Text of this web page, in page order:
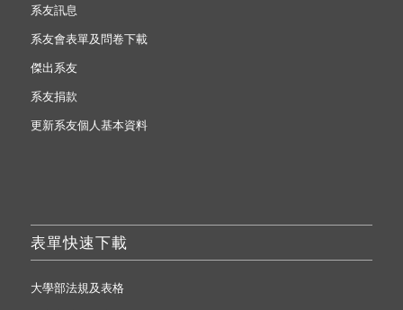
系友訊息
系友會表單及問卷下載
傑出系友
系友捐款
更新系友個人基本資料
表單快速下載
大學部法規及表格